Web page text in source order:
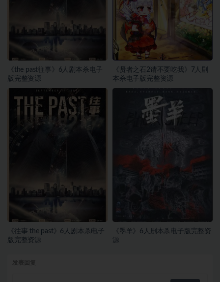
《the past往事》6人剧本杀电子
版完整资源
《贤者之石2请不要吃我》7人剧
本杀电子版完整资源
《往事 the past》6人剧本杀电子
版完整资源
《墨羊》6人剧本杀电子版完整资
源